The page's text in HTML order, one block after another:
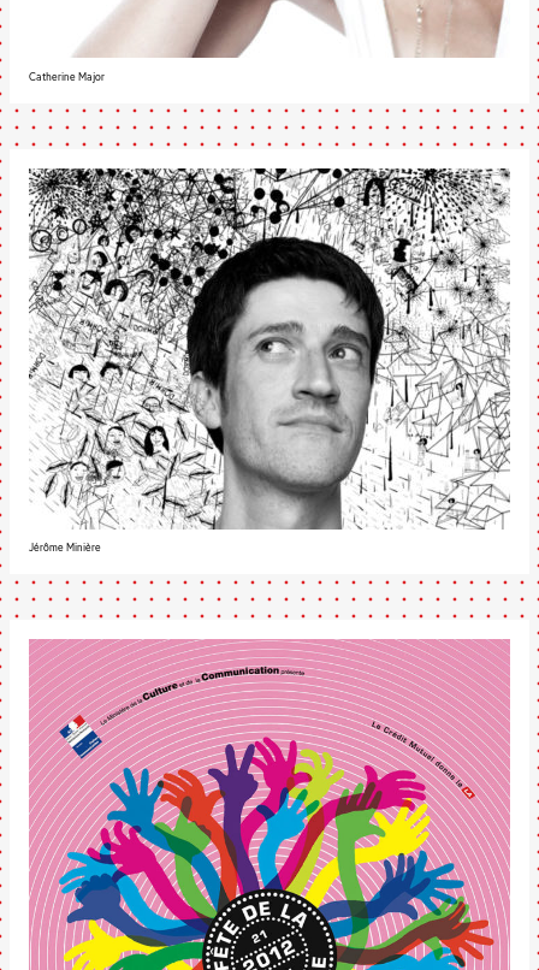
Catherine Major
Jérôme Minière